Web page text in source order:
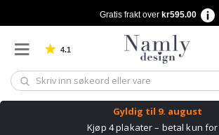
Gratis frakt over kr595.00
4.1 Basert på 1029 stemmer
Gyldig til 9. august
Kjøp 4 plakater – betal kun for